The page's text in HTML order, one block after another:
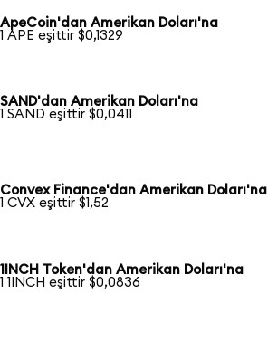
ApeCoin'dan Amerikan Doları'na
1 APE eşittir $0,1329
SAND'dan Amerikan Doları'na
1 SAND eşittir $0,0411
Convex Finance'dan Amerikan Doları'na
1 CVX eşittir $1,52
1INCH Token'dan Amerikan Doları'na
1 1INCH eşittir $0,0836